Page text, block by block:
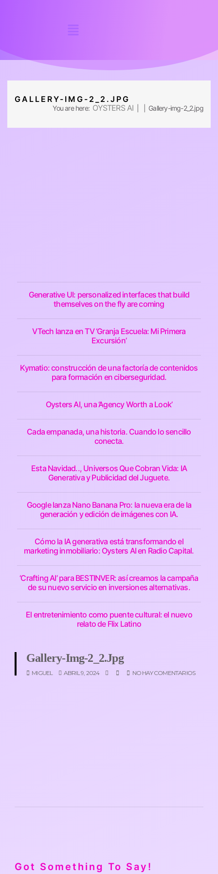
GALLERY-IMG-2_2.JPG
You are here: OYSTERS AI | | Gallery-img-2_2.jpg
Generative UI: personalized interfaces that build
themselves on the fly are coming
VTech lanza en TV ‘Granja Escuela: Mi Primera
Excursión’
Kymatio: construcción de una factoría de contenidos
para formación en ciberseguridad.
Oysters AI, una ‘Agency Worth a Look’
Cada empanada, una historia. Cuando lo sencillo
conecta.
Esta Navidad.., Universos Que Cobran Vida: IA
Generativa y Publicidad del Juguete.
Google lanza Nano Banana Pro: la nueva era de la
generación y edición de imágenes con IA.
Cómo la IA generativa está transformando el
marketing inmobiliario: Oysters AI en Radio Capital.
‘Crafting AI’ para BESTINVER: así creamos la campaña
de su nuevo servicio en inversiones alternativas.
El entretenimiento como puente cultural: el nuevo
relato de Flix Latino
Gallery-Img-2_2.jpg
MIGUEL ABRIL 9, 2024 NO HAY COMENTARIOS
Got Something To Say!